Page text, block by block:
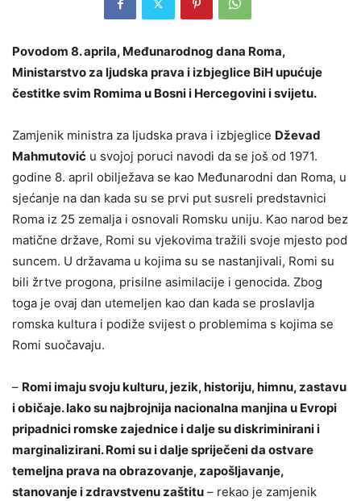
Povodom 8. aprila, Međunarodnog dana Roma,
Ministarstvo za ljudska prava i izbjeglice BiH upućuje
čestitke svim Romima u Bosni i Hercegovini i svijetu.
Zamjenik ministra za ljudska prava i izbjeglice Dževad
Mahmutović u svojoj poruci navodi da se još od 1971.
godine 8. april obilježava se kao Međunarodni dan Roma, u
sjećanje na dan kada su se prvi put susreli predstavnici
Roma iz 25 zemalja i osnovali Romsku uniju. Kao narod bez
matične države, Romi su vjekovima tražili svoje mjesto pod
suncem. U državama u kojima su se nastanjivali, Romi su
bili žrtve progona, prisilne asimilacije i genocida. Zbog
toga je ovaj dan utemeljen kao dan kada se proslavlja
romska kultura i podiže svijest o problemima s kojima se
Romi suočavaju.
– Romi imaju svoju kulturu, jezik, historiju, himnu, zastavu
i običaje. Iako su najbrojnija nacionalna manjina u Evropi
pripadnici romske zajednice i dalje su diskriminirani i
marginalizirani. Romi su i dalje spriječeni da ostvare
temeljna prava na obrazovanje, zapošljavanje,
stanovanje i zdravstvenu zaštitu – rekao je zamjenik